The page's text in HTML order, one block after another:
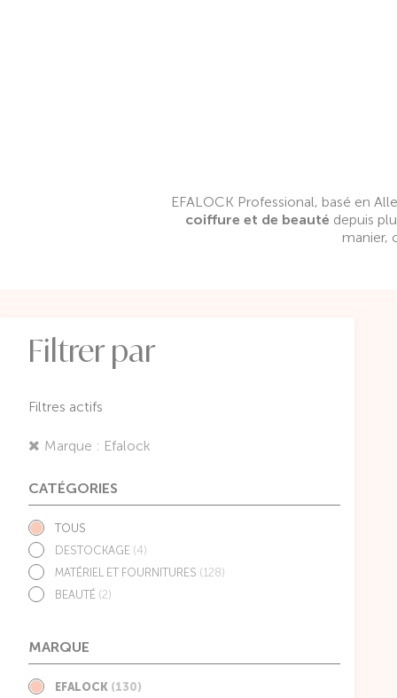
EFALOCK Professional, basé en
coiffure et de beauté depuis
manier,
Filtrer par
Filtres actifs
Marque : Efalock
CATÉGORIES
TOUS
DESTOCKAGE (4)
MATÉRIEL ET FOURNITURES (128)
BEAUTÉ (2)
MARQUE
EFALOCK (130)